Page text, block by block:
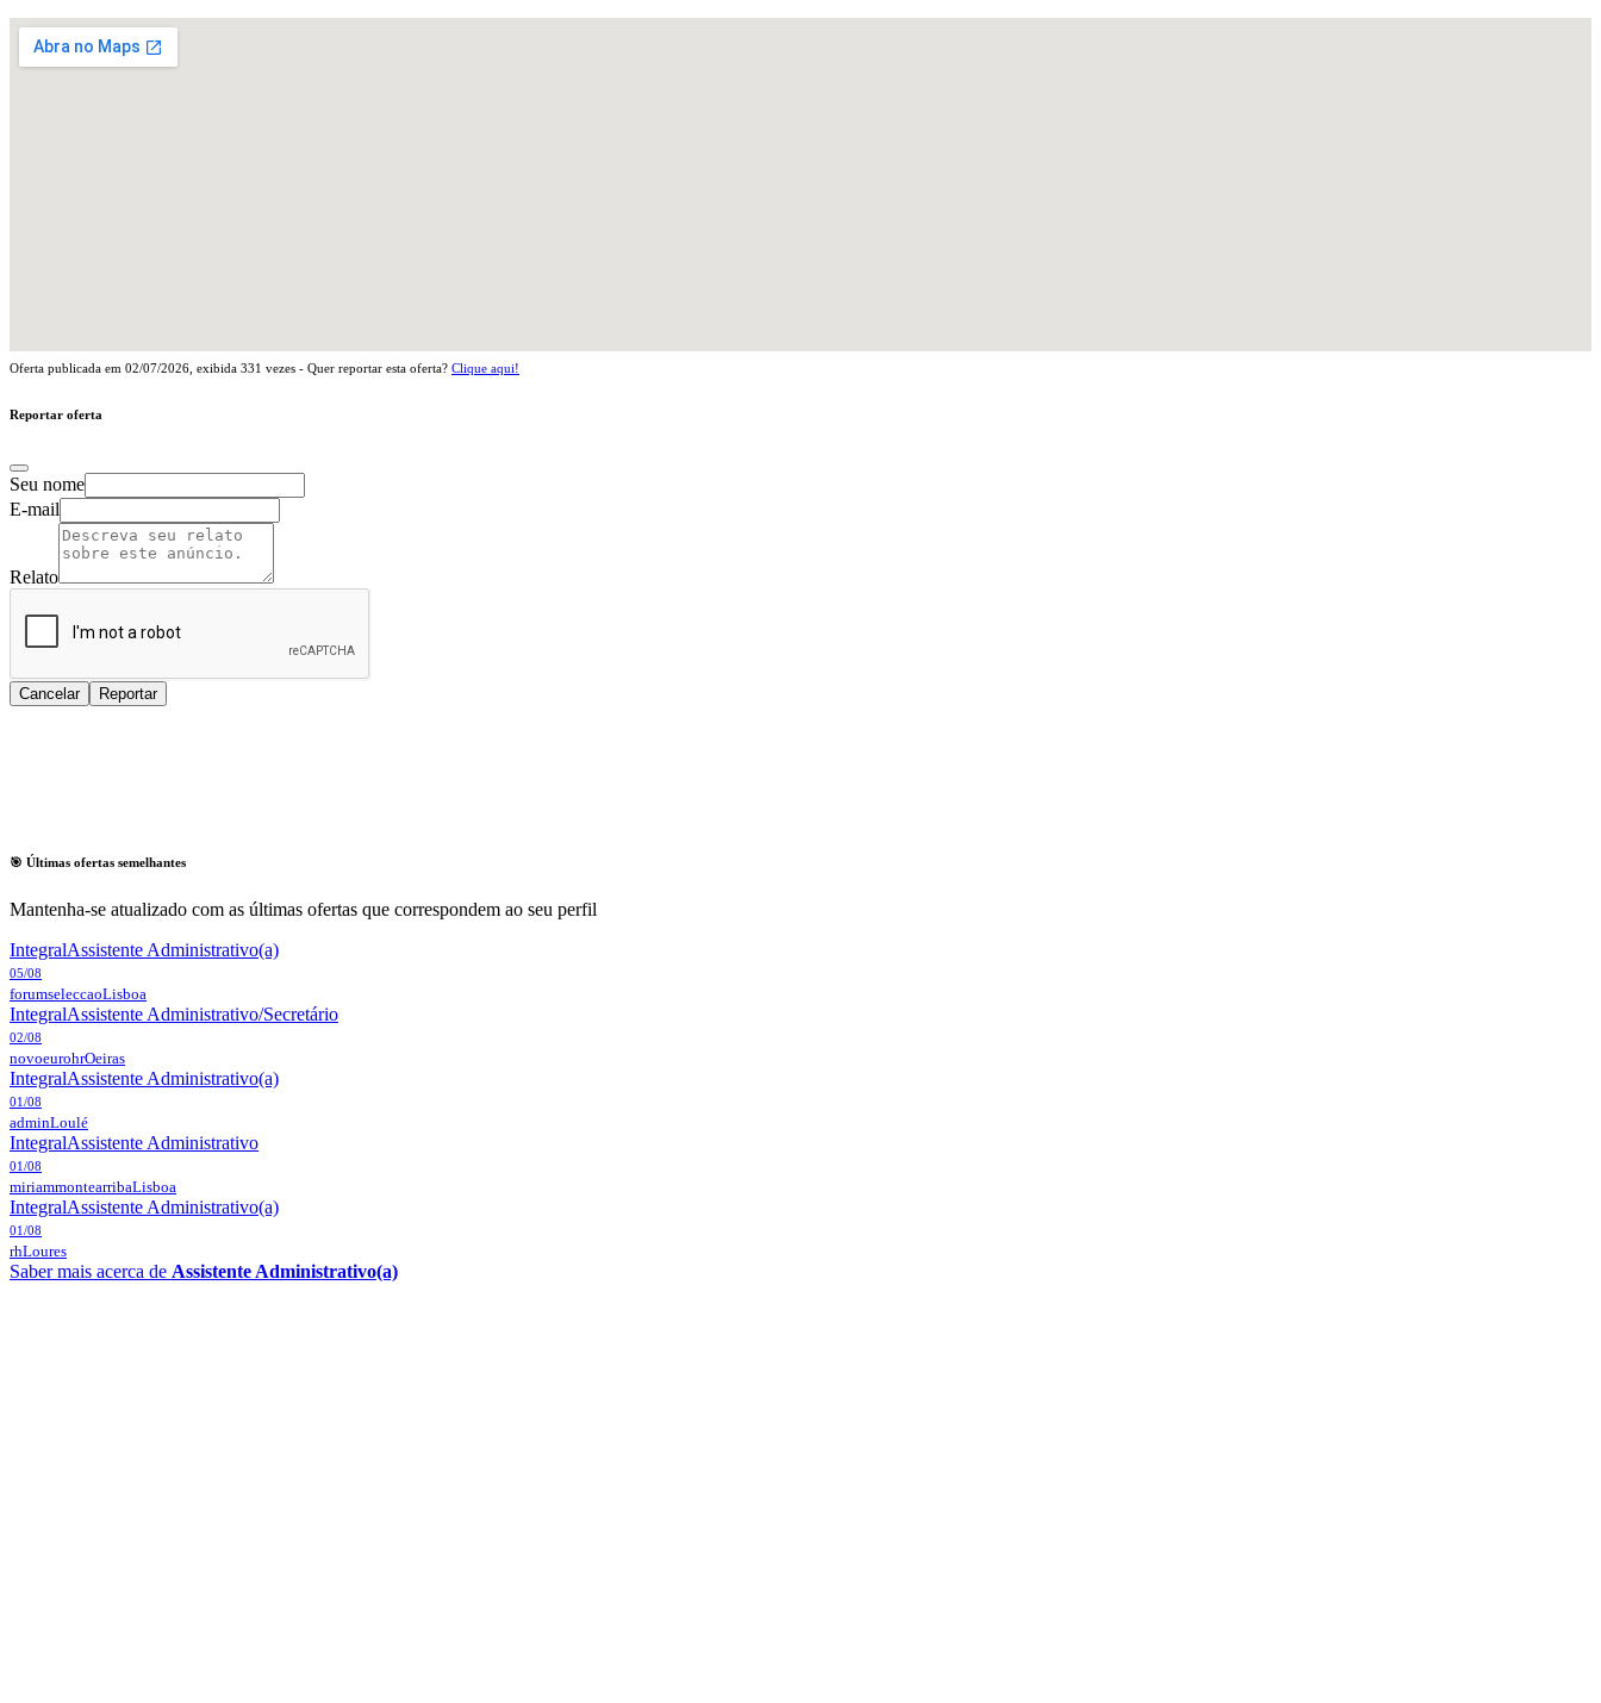
Oferta publicada em 02/07/2026 , exibida 331 vezes - Quer reportar esta oferta? Clique aqui!
Reportar oferta
Seu nome
E-mail
Relato
Cancelar Reportar
🎯 Últimas ofertas semelhantes
Mantenha-se atualizado com as últimas ofertas que correspondem ao seu perfil
IntegralAssistente Administrativo(a)
05/08
forumseleccaoLisboa
IntegralAssistente Administrativo/Secretário
02/08
novoeurohrOeiras
IntegralAssistente Administrativo(a)
01/08
adminLoulé
IntegralAssistente Administrativo
01/08
miriammontearribaLisboa
IntegralAssistente Administrativo(a)
01/08
rhLoures
Saber mais acerca de Assistente Administrativo(a)